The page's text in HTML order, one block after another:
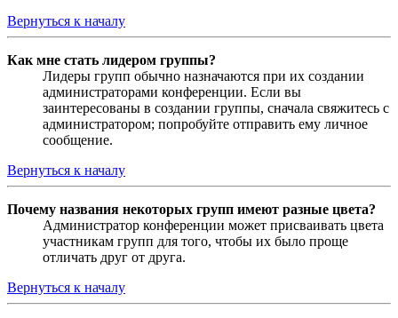
Вернуться к началу
Как мне стать лидером группы?
Лидеры групп обычно назначаются при их создании
администраторами конференции. Если вы
заинтересованы в создании группы, сначала свяжитесь с
администратором; попробуйте отправить ему личное
сообщение.
Вернуться к началу
Почему названия некоторых групп имеют разные цвета?
Администратор конференции может присваивать цвета
участникам групп для того, чтобы их было проще
отличать друг от друга.
Вернуться к началу